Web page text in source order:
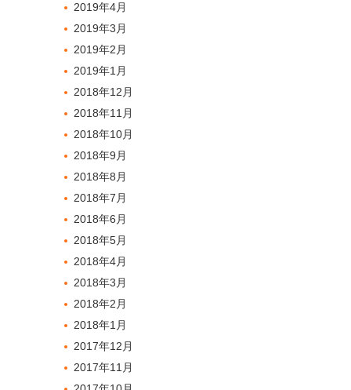
2019年4月
2019年3月
2019年2月
2019年1月
2018年12月
2018年11月
2018年10月
2018年9月
2018年8月
2018年7月
2018年6月
2018年5月
2018年4月
2018年3月
2018年2月
2018年1月
2017年12月
2017年11月